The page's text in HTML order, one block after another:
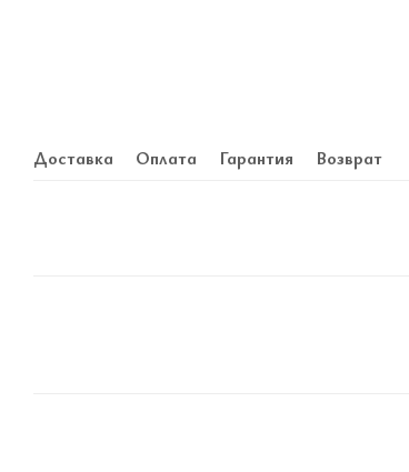
Доставка Оплата Гарантия Возврат